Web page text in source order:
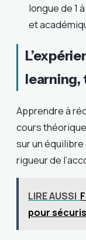
longue de 1
et
learning,
Apprendre à
cours
sur un
rigueur de
LIRE AUSSI
pour